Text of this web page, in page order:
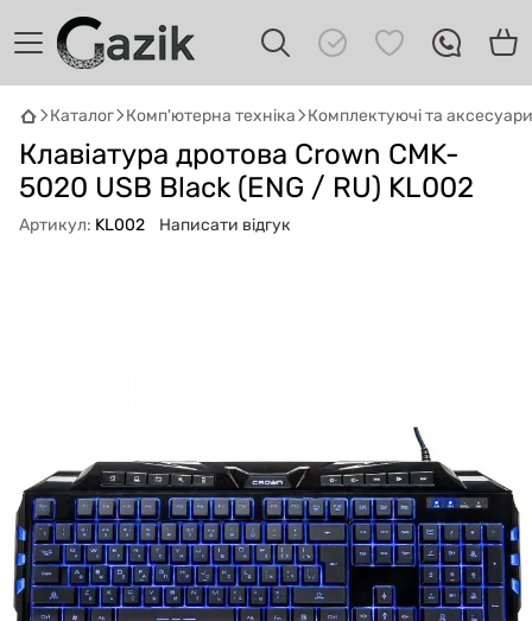
Каталог Комп'ютерна техніка Комплектуючі та аксесуари
Клавіатура дротова Crown CMK-
5020 USB Black (ENG / RU) KL002
Артикул: KL002 Написати відгук
Онлайн · пошук техніки
Привіт! 👋 Я Gazik AI — допоможу